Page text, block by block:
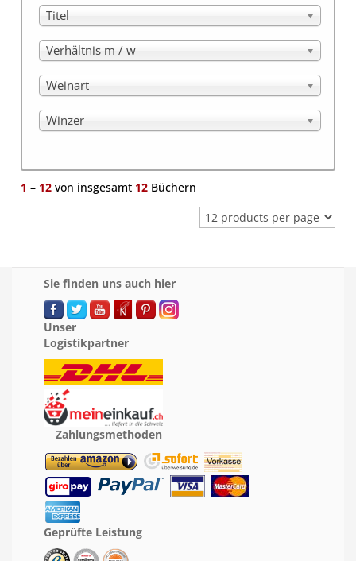
Titel
Verhältnis m / w
Weinart
Winzer
1 – 12 von insgesamt 12 Büchern
Sie finden uns auch hier
Unser
Logistikpartner
Zahlungsmethoden
Geprüfte Leistung